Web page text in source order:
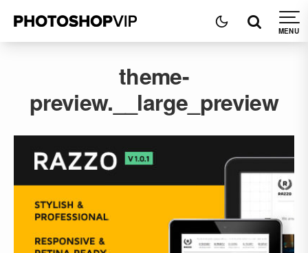
theme-
preview.__large_preview